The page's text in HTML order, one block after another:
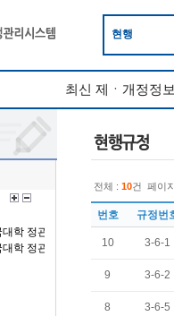
현행
최신 제ㆍ개정정
전체 : 10건 페이
번호 규정번
10 3-6-1
9 3-6-2
8 3-6-5